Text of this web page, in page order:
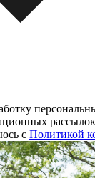
c Политикой